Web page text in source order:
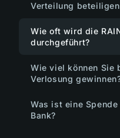
Verteilung
Wie oft wird die
durchgeführt?
Wie viel können Sie
Verlosung
Was ist eine
Bank?